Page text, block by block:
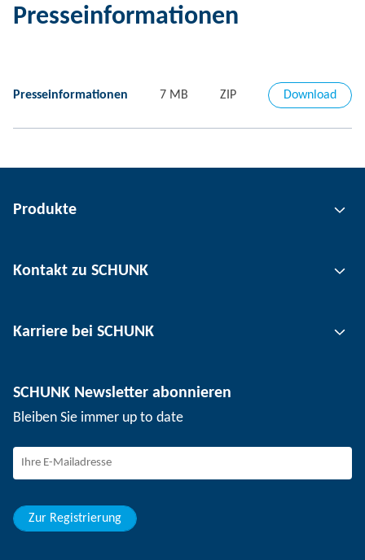
Presseinformationen
Presseinformationen 7 MB ZIP Download
Produkte
Automatisierungstechnik
Werkstückspanntechnik
Kontakt zu SCHUNK
Standorte
Veranstaltungen
SCHUNK – Hinweisgebersystem
Karriere bei SCHUNK
Arbeiten bei SCHUNK
Berufseinsteiger
Schüler
SCHUNK Newsletter abonnieren
Bleiben Sie immer up to date
Zur Registrierung